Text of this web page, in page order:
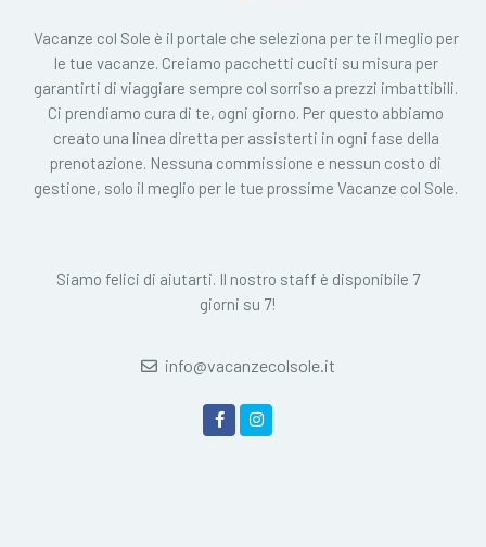
Vacanze col Sole è il portale che seleziona per te il meglio per
le tue vacanze. Creiamo pacchetti cuciti su misura per
garantirti di viaggiare sempre col sorriso a prezzi imbattibili.
Ci prendiamo cura di te, ogni giorno. Per questo abbiamo
creato una linea diretta per assisterti in ogni fase della
prenotazione. Nessuna commissione e nessun costo di
gestione, solo il meglio per le tue prossime Vacanze col Sole.
Siamo felici di aiutarti. Il nostro staff è disponibile 7
giorni su 7!
info@vacanzecolsole.it